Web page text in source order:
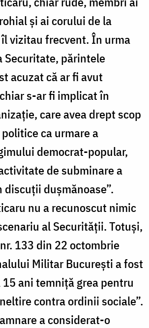
și ai corului de la
vizitau frecvent. În urma
Securitate, părintele
acuzat că ar fi avut
s-ar fi implicat în
care avea drept scop
ca urmare a
democrat-popular,
de subminare a
dușmănoase”.
nu a recunoscut nimic
al Securității. Totuși,
133 din 22 octombrie
Militar București a fost
ani temniță grea pentru
contra ordinii sociale”.
a considerat-o